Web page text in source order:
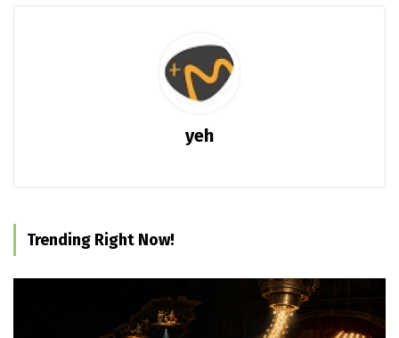
yeh
Trending Right Now!